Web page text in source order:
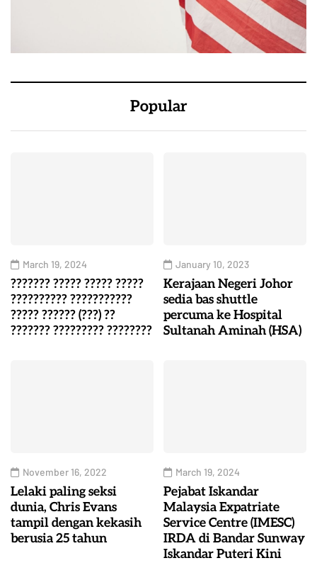
Popular
March 19, 2024
??????? ????? ????? ?????
?????????? ???????????
????? ?????? (???) ??
??????? ????????? ????????
January 10, 2023
Kerajaan Negeri Johor
sedia bas shuttle
percuma ke Hospital
Sultanah Aminah (HSA)
November 16, 2022
Lelaki paling seksi
dunia, Chris Evans
tampil dengan kekasih
berusia 25 tahun
March 19, 2024
Pejabat Iskandar
Malaysia Expatriate
Service Centre (IMESC)
IRDA di Bandar Sunway
Iskandar Puteri Kini